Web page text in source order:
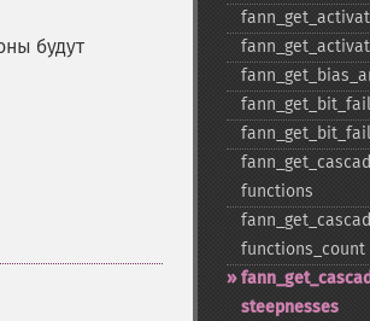
будут
fann_​get_​bit_​fail
functions
functions_​count
steepnesses